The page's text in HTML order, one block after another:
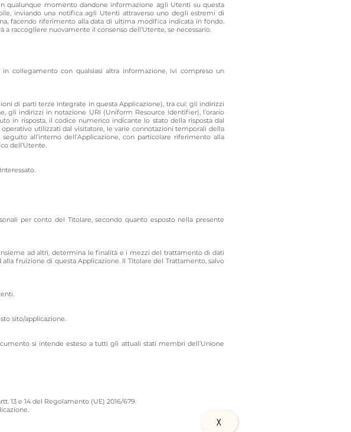
qualunque momento dandone informazione agli Utenti su questa
inviando una notifica agli Utenti attraverso uno degli estremi di
facendo riferimento alla data di ultima modifica indicata in fondo.
raccogliere nuovamente il consenso dell’Utente, se necessario.
collegamento con qualsiasi altra informazione, ivi compreso un
di parti terze integrate in questa Applicazione), tra cui: gli indirizzi
gli indirizzi in notazione URI (Uniform Resource Identifier), l’orario
in risposta, il codice numerico indicante lo stato della risposta dal
utilizzati dal visitatore, le varie connotazioni temporali della
all’interno dell’Applicazione, con particolare riferimento alla
dell’Utente.
per conto del Titolare, secondo quanto esposto nella presente
ad altri, determina le finalità e i mezzi del trattamento di dati
fruizione di questa Applicazione. Il Titolare del Trattamento, salvo
sito/applicazione.
si intende esteso a tutti gli attuali stati membri dell’Unione
13 e 14 del Regolamento (UE) 2016/679.
X